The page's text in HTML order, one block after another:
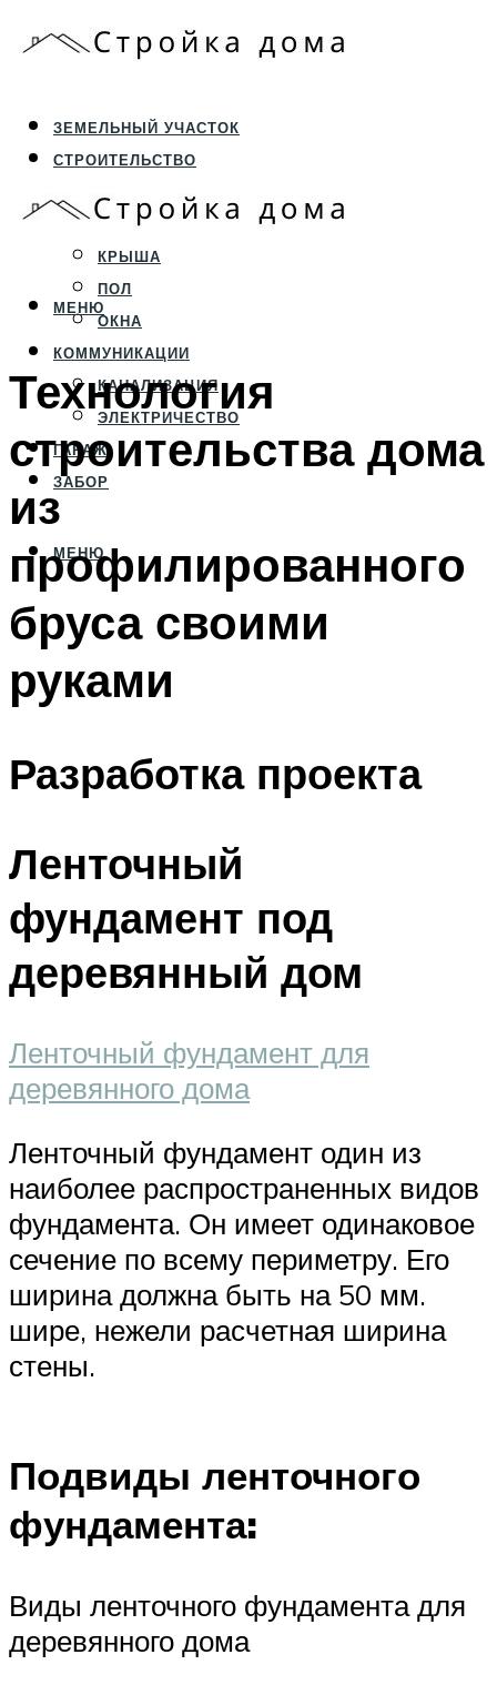
ЗЕМЕЛЬНЫЙ УЧАСТОК
СТРОИТЕЛЬСТВО
ФУНДАМЕНТ И ЦОКОЛЬ
ПЕРЕКРЫТИЯ И СТЕНЫ
КРЫША
ПОЛ
ОКНА
КОММУНИКАЦИИ
КАНАЛИЗАЦИЯ
ЭЛЕКТРИЧЕСТВО
ГАРАЖ
ЗАБОР
МЕНЮ
МЕНЮ
Технология
строительства дома
из
профилированного
бруса своими
руками
Разработка проекта
Ленточный
фундамент под
деревянный дом
Ленточный фундамент для
деревянного дома
Ленточный фундамент один из
наиболее распространенных видов
фундамента. Он имеет одинаковое
сечение по всему периметру. Его
ширина должна быть на 50 мм.
шире, нежели расчетная ширина
стены.
Подвиды ленточного
фундамента:
Виды ленточного фундамента для
деревянного дома